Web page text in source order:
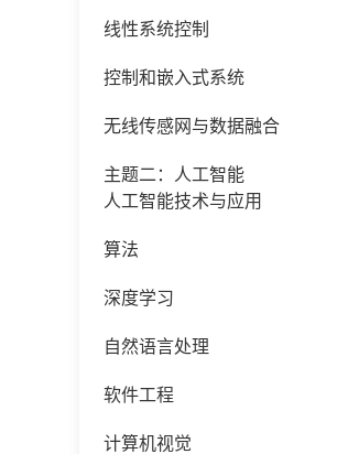
线性系统控制
控制和嵌入式系统
无线传感网与数据融合
主题二：人工智能
人工智能技术与应用
算法
深度学习
自然语言处理
软件工程
计算机视觉